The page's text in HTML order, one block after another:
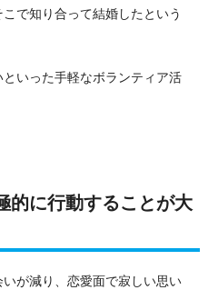
で知り合って結婚したという
いった手軽なボランティア活
的に行動することが大
が減り、恋愛面で寂しい思い